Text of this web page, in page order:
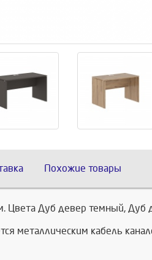
Похожие товары
Цвета Дуб девер темный, Дуб
металлическим кабель